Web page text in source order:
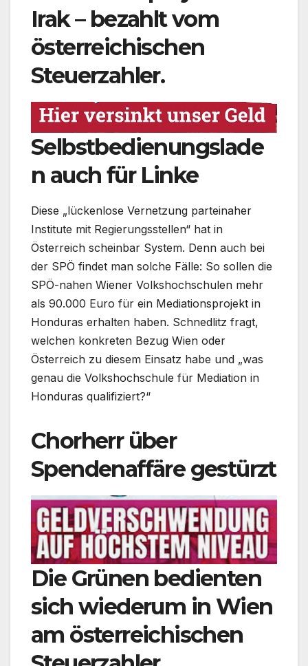
Irak – bezahlt vom
österreichischen
Steuerzahler.
Selbstbedienungslade
n auch für Linke
Diese „lückenlose Vernetzung parteinaher
Institute mit Regierungsstellen“ hat in
Österreich scheinbar System. Denn auch bei
der SPÖ findet man solche Fälle: So sollen die
SPÖ-nahen Wiener Volkshochschulen mehr
als 90.000 Euro für ein Mediationsprojekt in
Honduras erhalten haben. Schnedlitz fragt,
welchen konkreten Bezug Wien oder
Österreich zu diesem Einsatz habe und „was
genau die Volkshochschule für Mediation in
Honduras qualifiziert?“
Chorherr über
Spendenaffäre gestürzt
Die Grünen bedienten
sich wiederum in Wien
am österreichischen